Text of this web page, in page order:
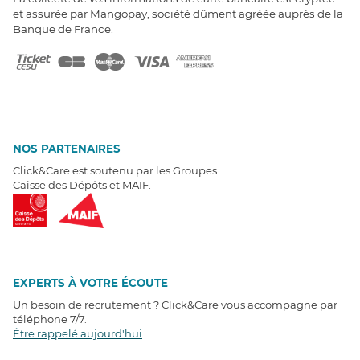
et assurée par Mangopay, société dûment agréée auprès de la
Banque de France.
NOS PARTENAIRES
Click&Care est soutenu par les Groupes
Caisse des Dépôts et MAIF.
EXPERTS À VOTRE ÉCOUTE
Un besoin de recrutement ? Click&Care vous accompagne par
téléphone 7/7
Être rappelé aujourd'hui